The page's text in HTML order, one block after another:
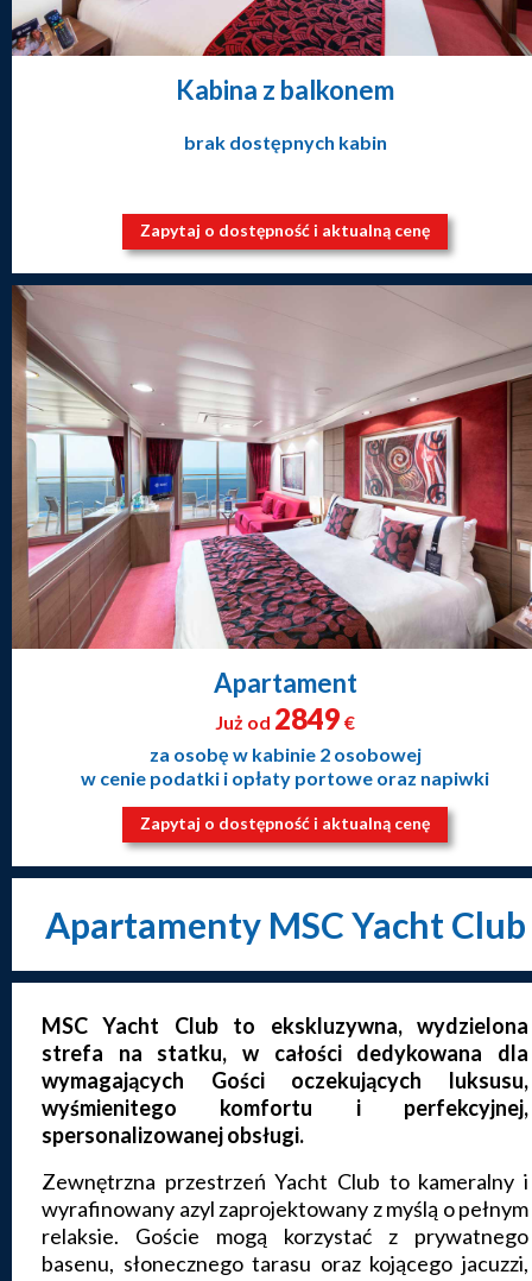
Kabina z balkonem
brak dostępnych kabin
Zapytaj o dostępność i aktualną cenę
Apartament
Już od 2849 €
za osobę w kabinie 2 osobowej
w cenie podatki i opłaty portowe oraz napiwki
Zapytaj o dostępność i aktualną cenę
Apartamenty MSC Yacht Club
MSC Yacht Club to ekskluzywna, wydzielona
strefa na statku, w całości dedykowana dla
wymagających Gości oczekujących luksusu,
wyśmienitego komfortu i perfekcyjnej,
spersonalizowanej obsługi.
Zewnętrzna przestrzeń Yacht Club to kameralny i
wyrafinowany azyl zaprojektowany z myślą o pełnym
relaksie. Goście mogą korzystać z prywatnego
basenu, słonecznego tarasu oraz kojącego jacuzzi,